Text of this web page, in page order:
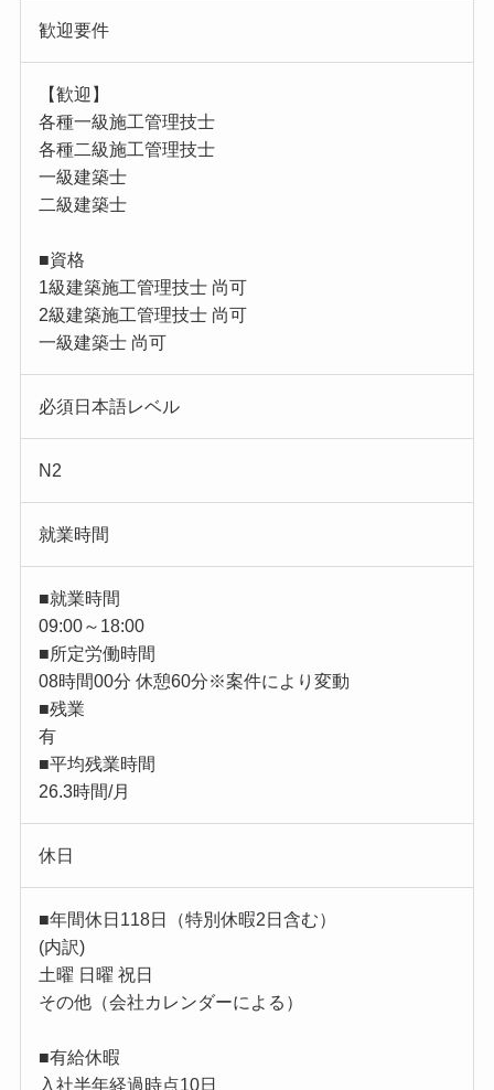
歓迎要件
【歓迎】
各種一級施工管理技士
各種二級施工管理技士
一級建築士
二級建築士
■資格
1級建築施工管理技士 尚可
2級建築施工管理技士 尚可
一級建築士 尚可
必須日本語レベル
N2
就業時間
■就業時間
09:00～18:00
■所定労働時間
08時間00分 休憩60分※案件により変動
■残業
有
■平均残業時間
26.3時間/月
休日
■年間休日118日（特別休暇2日含む）
(内訳)
土曜 日曜 祝日
その他（会社カレンダーによる）
■有給休暇
入社半年経過時点10日